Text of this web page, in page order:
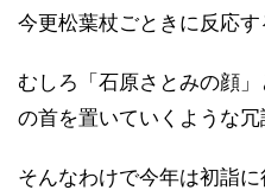
今更松葉杖ごときに反応す
むしろ「石原さとみの顔
の首を置いていくような冗
そんなわけで今年は初詣に